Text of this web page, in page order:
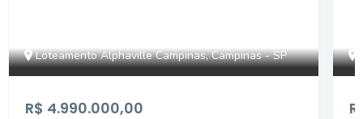
Loteamento Alphaville Campinas, Campinas - SP
R$ 4.990.000,00